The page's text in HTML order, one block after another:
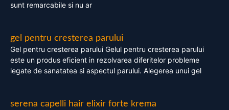
sunt remarcabile si nu ar
gel pentru cresterea parului
Gel pentru cresterea parului Gelul pentru cresterea parului
este un produs eficient in rezolvarea diferitelor probleme
legate de sanatatea si aspectul parului. Alegerea unui gel
serena capelli hair elixir forte krema